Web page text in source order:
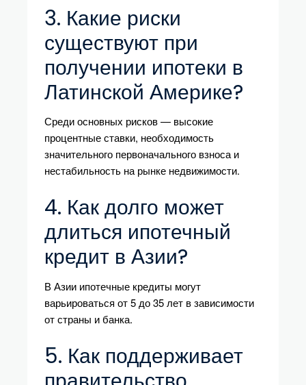
3. Какие риски
существуют при
получении ипотеки в
Латинской Америке?
Среди основных рисков — высокие
процентные ставки, необходимость
значительного первоначального взноса и
нестабильность на рынке недвижимости.
4. Как долго может
длиться ипотечный
кредит в Азии?
В Азии ипотечные кредиты могут
варьироваться от 5 до 35 лет в зависимости
от страны и банка.
5. Как поддерживает